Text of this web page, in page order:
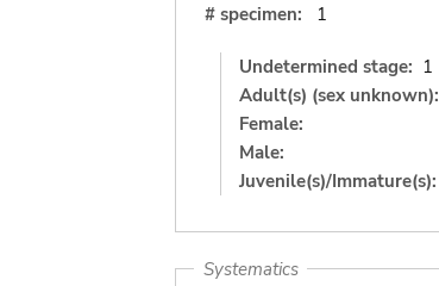
# specimen:
1
Undetermined stage: 1
Adult(s) (sex unknown):
Female:
Male:
Juvenile(s)/Immature(s):
Systematics